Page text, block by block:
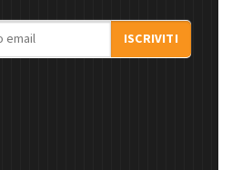
ISCRIVITI